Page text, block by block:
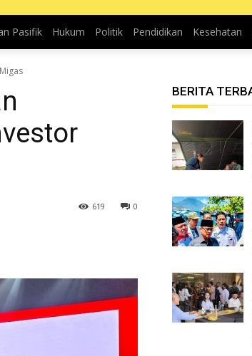
Pasifik Hukum Politik Pendidikan Kesehatan
0
619
BERITA